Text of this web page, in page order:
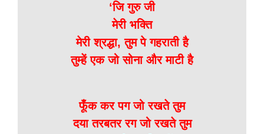
‘जि गुरु जी
मेरी भक्ति
मेरी श्रद्धा, तुम पे गहराती है
तुम्हें एक जो सोना और माटी है
फूँक कर पग जो रखते तुम
दया तरबतर रग जो रखते तुम